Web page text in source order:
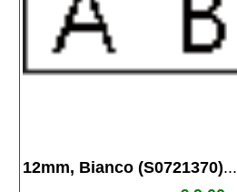
12mm, Bianco (S0721370)...